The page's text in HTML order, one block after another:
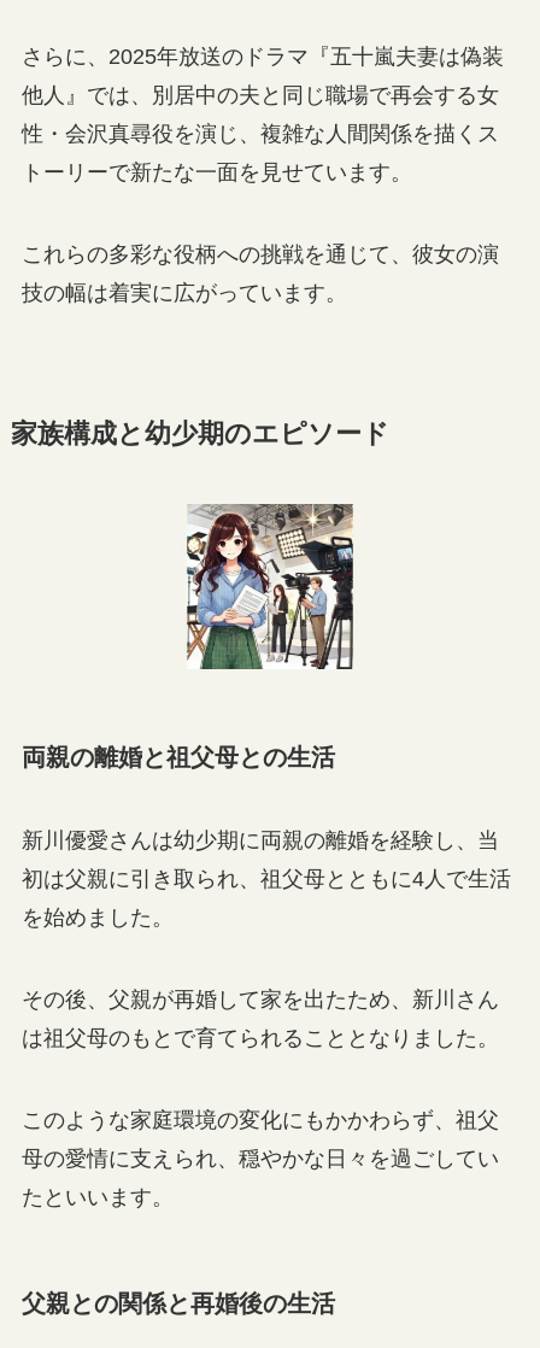
さらに、2025年放送のドラマ『五十嵐夫妻は偽装
他人』では、別居中の夫と同じ職場で再会する女
性・会沢真尋役を演じ、複雑な人間関係を描くス
トーリーで新たな一面を見せています。
これらの多彩な役柄への挑戦を通じて、彼女の演
技の幅は着実に広がっています。
家族構成と幼少期のエピソード
両親の離婚と祖父母との生活
新川優愛さんは幼少期に両親の離婚を経験し、当
初は父親に引き取られ、祖父母とともに4人で生活
を始めました。
その後、父親が再婚して家を出たため、新川さん
は祖父母のもとで育てられることとなりました。
このような家庭環境の変化にもかかわらず、祖父
母の愛情に支えられ、穏やかな日々を過ごしてい
たといいます。
父親との関係と再婚後の生活